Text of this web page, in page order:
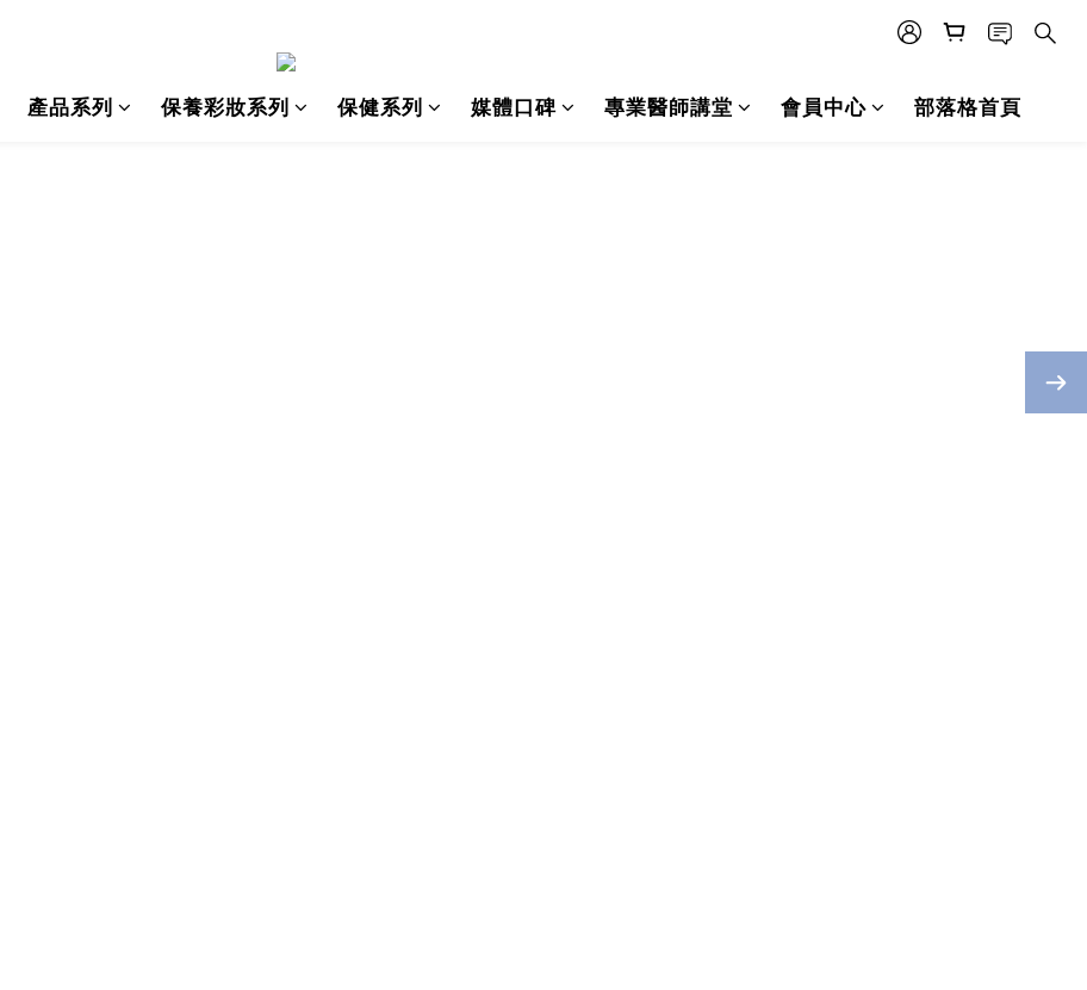
產品系列 保養彩妝系列 保健系列 媒體口碑 專業醫師講堂 會員中心 部落格首頁